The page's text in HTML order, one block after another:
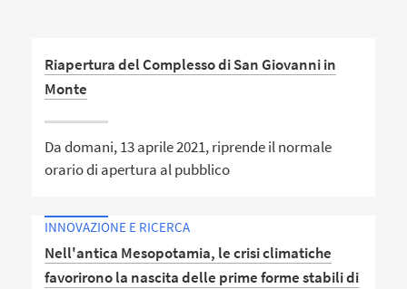
Riapertura del Complesso di San Giovanni in
Monte
Da domani, 13 aprile 2021, riprende il normale
orario di apertura al pubblico
INNOVAZIONE E RICERCA
Nell'antica Mesopotamia, le crisi climatiche
favorirono la nascita delle prime forme stabili di